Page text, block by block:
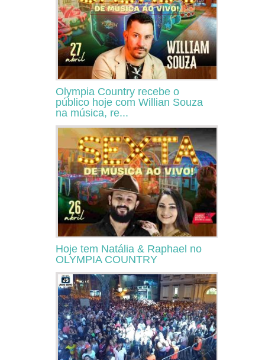
Olympia Country recebe o
público hoje com Willian Souza
na música, re...
Hoje tem Natália & Raphael no
OLYMPIA COUNTRY